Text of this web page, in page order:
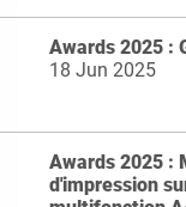
Awards 2025 :
18 Jun 2025
Awards 2025 :
d'impression